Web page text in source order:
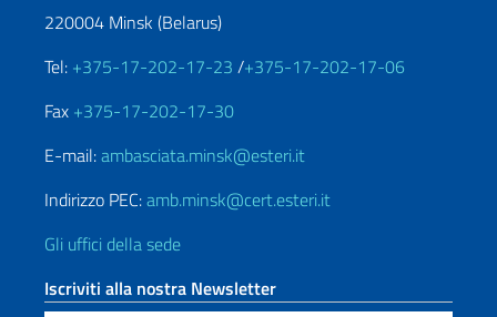
220004 Minsk (Belarus)
Tel: +375-17-202-17-23 /+375-17-202-17-06
Fax +375-17-202-17-30
E-mail:ambasciata.minsk@esteri.it
Indirizzo PEC:amb.minsk@cert.esteri.it
Gli uffici della sede
Iscriviti alla nostra Newsletter